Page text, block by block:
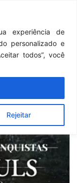
experiência de
personalizado e
todos”, você
Rejeitar